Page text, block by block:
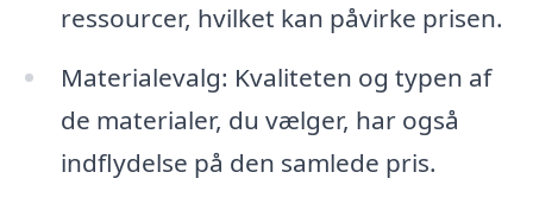
ressourcer, hvilket kan påvirke prisen.
Materialevalg: Kvaliteten og typen af
de materialer, du vælger, har også
indflydelse på den samlede pris.